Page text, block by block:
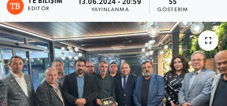
EDITÖR
13.06.2024 - 20:59
YAYINLANMA
55
GÖSTERIM